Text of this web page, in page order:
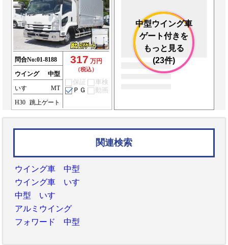
問合No:01-8188
ウイング
中型
いすゞ
MT
H30
跳上ゲート
317 万円
（税込）
保証
車検
ＰＧ
動画
中型ウイング車
ゲート付きを
もっと見る
(23件)
関連検索
ウイング車 中型
ウイング車 いすゞ
中型 いすゞ
アルミウイング
フォワード 中型